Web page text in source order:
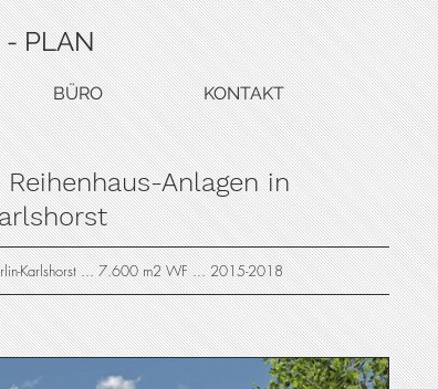
- PLAN
BÜRO KONTAKT
Anlagen in
Karlshorst ... 7.600 m2 WF ... 2015-2018